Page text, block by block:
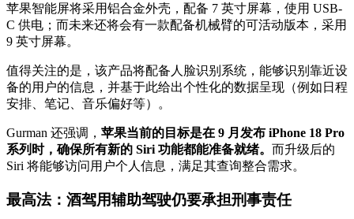
苹果智能屏将采用铝合金外壳，配备 7 英寸屏幕，使用 USB-
C 供电；而未来还将会有一款配备机械臂的可活动版本，采用
9 英寸屏幕。
值得关注的是，该产品将配备人脸识别系统，能够识别靠近设
备的用户的信息，并基于此给出个性化的数据呈现（例如日程
安排、笔记、音乐偏好等）。
Gurman 还强调， 苹果当前的目标是在 9 月发布 iPhone 18 Pro
系列时，确保所有新的 Siri 功能都能准备就绪。 而升级后的
Siri 将能够访问用户个人信息，满足其查询整合需求。
最高法：酒驾用辅助驾驶仍要承担刑事责任